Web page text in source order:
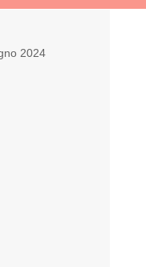
2024